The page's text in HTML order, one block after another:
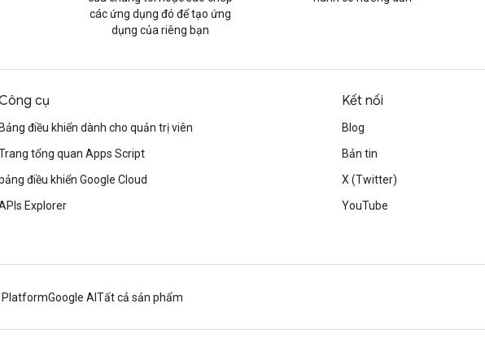
các ứng dụng đó để tạo ứng
dụng của riêng bạn
cụ
Bảng điều khiển dành cho quản trị viên
tổng quan Apps Script
bảng điều khiển Google Cloud
Explorer
Kết nối
Blog
Bản tin
X (Twitter)
YouTube
PlatformGoogle AI Tất cả sản phẩm